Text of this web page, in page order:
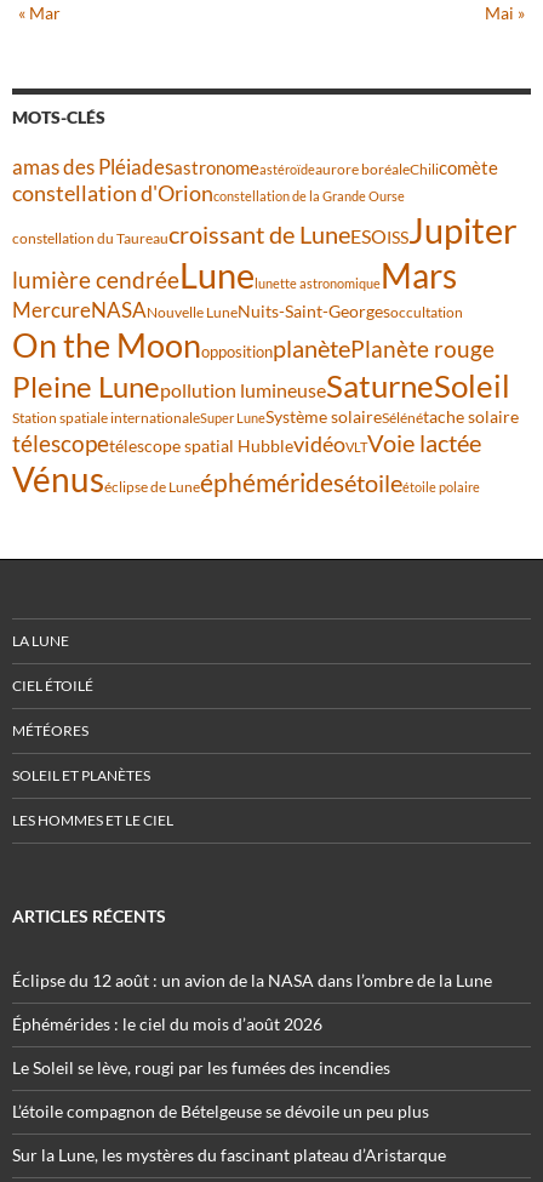
« Mar
Mai »
MOTS-CLÉS
amas des Pléiadesastronomeastéroïdeaurore boréaleChilicomète
constellation d'Orionconstellation de la Grande Ourse
constellation du Taureaucroissant de LuneESOISSJupiter
lumière cendréeLunelunette astronomiqueMars
MercureNASANouvelle LuneNuits-Saint-Georgesoccultation
On the MoonoppositionplanètePlanète rouge
Pleine Lunepollution lumineuseSaturneSoleil
Station spatiale internationaleSuper LuneSystème solaireSélénétache solaire
télescopetélescope spatial HubblevidéoVLTVoie lactée
Vénuséclipse de Luneéphéméridesétoileétoile polaire
LA LUNE
CIEL ÉTOILÉ
MÉTÉORES
SOLEIL ET PLANÈTES
LES HOMMES ET LE CIEL
ARTICLES RÉCENTS
Éclipse du 12 août : un avion de la NASA dans l’ombre de la Lune
Éphémérides : le ciel du mois d’août 2026
Le Soleil se lève, rougi par les fumées des incendies
L’étoile compagnon de Bételgeuse se dévoile un peu plus
Sur la Lune, les mystères du fascinant plateau d’Aristarque